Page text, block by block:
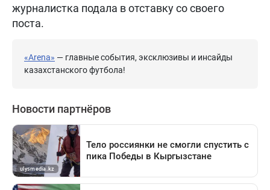
журналистка подала в отставку со своего
поста.
«Arena» — главные события, эксклюзивы и инсайды
казахстанского футбола!